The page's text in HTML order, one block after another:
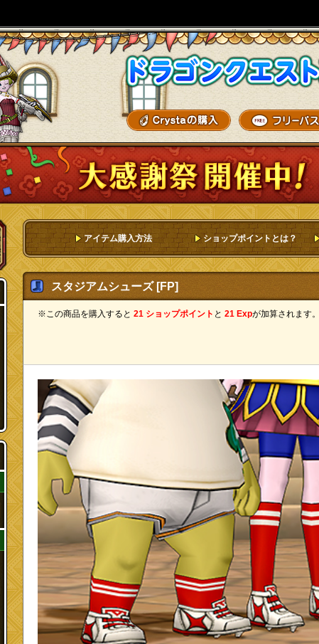
険者の広場へ
ログイン
アイテム購入方法 ショップポイントとは？
スタジアムシューズ [FP]
※この商品を購入すると 21 ショップポイント と 21 Expが加算されます。